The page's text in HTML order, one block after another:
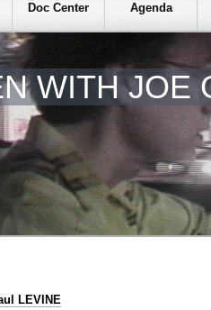
Doc Center Agenda
WITH JOE
LEVINE